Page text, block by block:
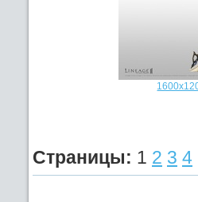
Страницы: 1 2 3 4